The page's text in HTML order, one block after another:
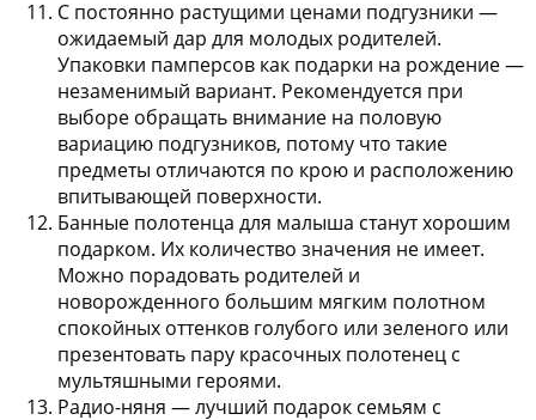
С постоянно растущими ценами подгузники —
ожидаемый дар для молодых родителей.
Упаковки памперсов как подарки на рождение —
незаменимый вариант. Рекомендуется при
выборе обращать внимание на половую
вариацию подгузников, потому что такие
предметы отличаются по крою и расположению
впитывающей поверхности.
Банные полотенца для малыша станут хорошим
подарком. Их количество значения не имеет.
Можно порадовать родителей и
новорожденного большим мягким полотном
спокойных оттенков голубого или зеленого или
презентовать пару красочных полотенец с
мультяшными героями.
Радио-няня — лучший подарок семьям с